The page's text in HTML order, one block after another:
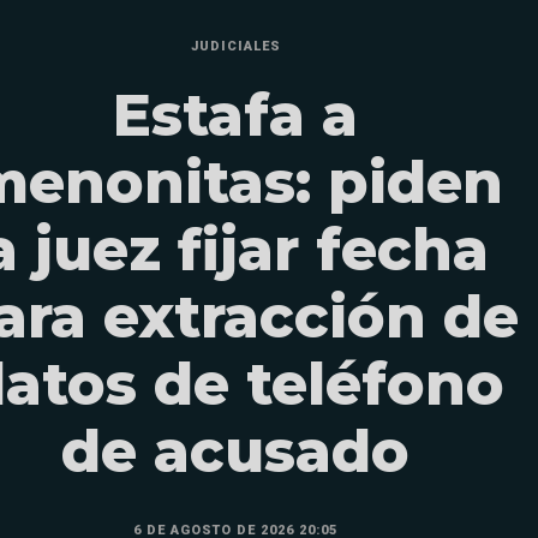
JUDICIALES
Estafa a
piden
juez fijar fecha
extracción de
de teléfono
de acusado
6 DE AGOSTO DE 2026 20:05